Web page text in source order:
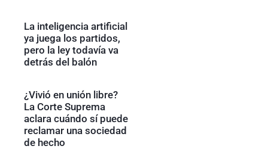
La inteligencia artificial
ya juega los partidos,
pero la ley todavía va
detrás del balón
¿Vivió en unión libre?
La Corte Suprema
aclara cuándo sí puede
reclamar una sociedad
de hecho